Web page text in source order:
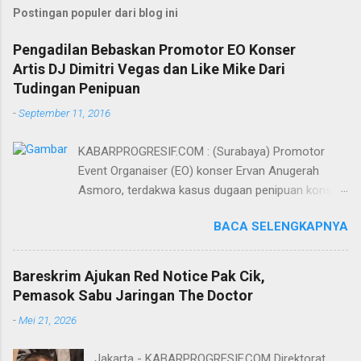
Postingan populer dari blog ini
Pengadilan Bebaskan Promotor EO Konser
Artis DJ Dimitri Vegas dan Like Mike Dari
Tudingan Penipuan
-September 11, 2016
KABARPROGRESIF.COM : (Surabaya) Promotor
Event Organaiser (EO) konser Ervan Anugerah
Asmoro, terdakwa kasus dugaan penipuan konser
dari tuntutan 1,5 tahun penjara yang diajukan Jaksa
Penuntut Umum (JPU) Darwis dari Kejari Surabaya.
Oleh majelis hakim yang diketuai Sigit Sutanto SH
MH, kasus penipuan yang menjerat Ervan tersebut
dinyatakan bukan perkara pidana. Dalam
BACA SELENGKAPNYA
Bareskrim Ajukan Red Notice Pak Cik,
Pemasok Sabu Jaringan The Doctor
-Mei 21, 2026